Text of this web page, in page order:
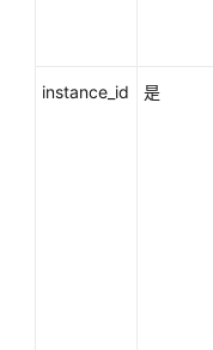
API
instance_id 是